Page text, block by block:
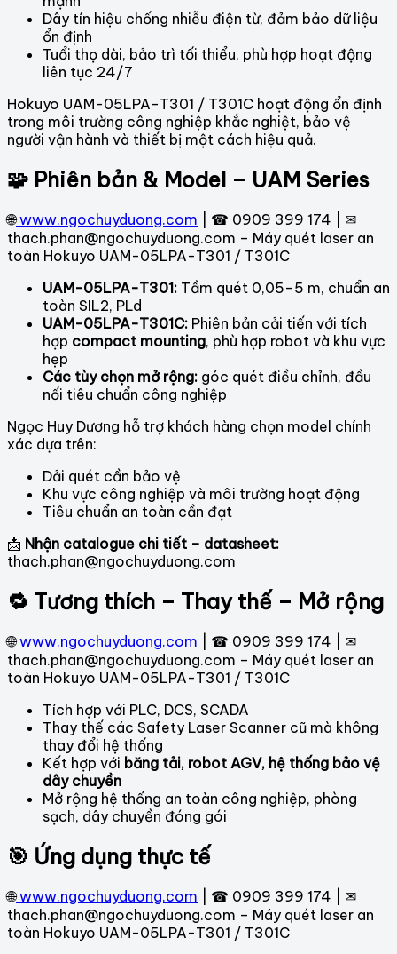
Dây tín hiệu chống nhiễu điện từ, đảm bảo dữ liệu
ổn định
Tuổi thọ dài, bảo trì tối thiểu, phù hợp hoạt động
liên tục 24/7
Hokuyo UAM-05LPA-T301 / T301C hoạt động ổn định
trong môi trường công nghiệp khắc nghiệt, bảo vệ
người vận hành và thiết bị một cách hiệu quả.
🧩 Phiên bản & Model – UAM Series
🌐 www.ngochuyduong.com | ☎ 0909 399 174 | ✉
thach.phan@ngochuyduong.com – Máy quét laser an
toàn Hokuyo UAM-05LPA-T301 / T301C
UAM-05LPA-T301: Tầm quét 0,05–5 m, chuẩn an
toàn SIL2, PLd
UAM-05LPA-T301C: Phiên bản cải tiến với tích
hợp compact mounting, phù hợp robot và khu vực
hẹp
Các tùy chọn mở rộng: góc quét điều chỉnh, đầu
nối tiêu chuẩn công nghiệp
Ngọc Huy Dương hỗ trợ khách hàng chọn model chính
xác dựa trên:
Dải quét cần bảo vệ
Khu vực công nghiệp và môi trường hoạt động
Tiêu chuẩn an toàn cần đạt
📩 Nhận catalogue chi tiết – datasheet:
thach.phan@ngochuyduong.com
🔁 Tương thích – Thay thế – Mở rộng
🌐 www.ngochuyduong.com | ☎ 0909 399 174 | ✉
thach.phan@ngochuyduong.com – Máy quét laser an
toàn Hokuyo UAM-05LPA-T301 / T301C
Tích hợp với PLC, DCS, SCADA
Thay thế các Safety Laser Scanner cũ mà không
thay đổi hệ thống
Kết hợp với băng tải, robot AGV, hệ thống bảo vệ
dây chuyền
Mở rộng hệ thống an toàn công nghiệp, phòng
sạch, dây chuyền đóng gói
🎯 Ứng dụng thực tế
🌐 www.ngochuyduong.com | ☎ 0909 399 174 | ✉
thach.phan@ngochuyduong.com – Máy quét laser an
toàn Hokuyo UAM-05LPA-T301 / T301C